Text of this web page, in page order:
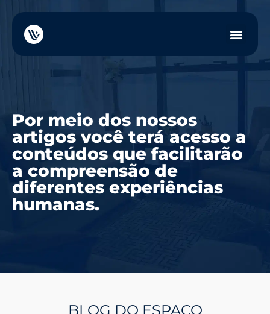
Por meio dos nossos
artigos você terá acesso a
conteúdos que facilitarão
a compreensão de
diferentes experiências
humanas.
BLOG DO ESPAÇO